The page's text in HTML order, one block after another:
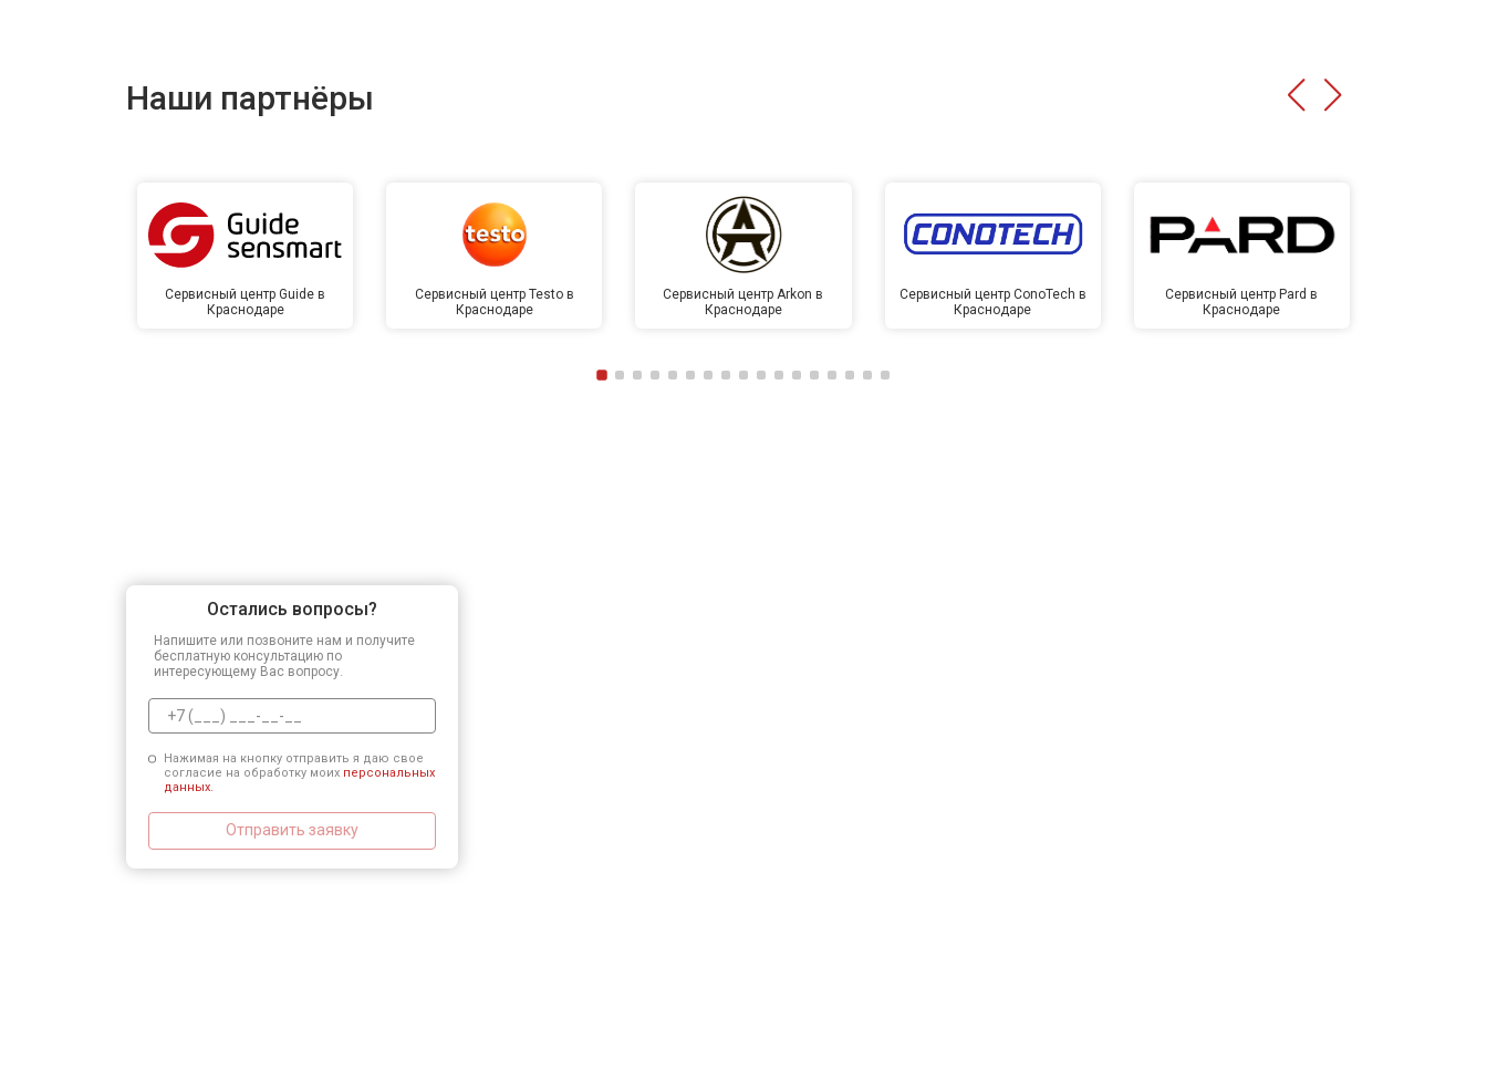
Наши партнёры
Сервисный центр Guide в
Краснодаре
Сервисный центр Testo в
Краснодаре
Сервисный центр Arkon в
Краснодаре
Сервисный центр ConoTech в
Краснодаре
Сервисный центр Pard в
Краснодаре
Остались вопросы?
Напишите или позвоните нам и получите
бесплатную консультацию по
интересующему Вас вопросу.
Нажимая на кнопку отправить я даю свое
согласие на обработку моих персональных
данных.
Отправить заявку